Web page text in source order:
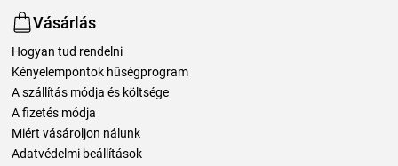
Vásárlás
Hogyan tud rendelni
Kényelempontok hűségprogram
A szállítás módja és költsége
A fizetés módja
Miért vásároljon nálunk
Adatvédelmi beállítások